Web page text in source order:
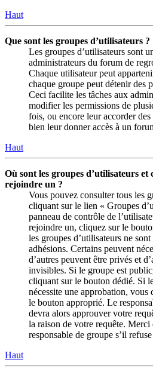
Haut
Que sont les groupes d’utilisateurs ?
Les groupes d’utilisateurs sont
administrateurs du forum de
Chaque utilisateur peut
chaque groupe peut détenir des
Ceci facilite les tâches aux
modifier les permissions de
fois, ou encore leur accorder
bien leur donner accès à un
Haut
Où sont les groupes d’utilisateurs et
rejoindre un ?
Vous pouvez consulter tous les
cliquant sur le lien « Groupes
panneau de contrôle de
rejoindre un, cliquez sur le
les groupes d’utilisateurs ne
adhésions. Certains peuvent
d’autres peuvent être privés et
invisibles. Si le groupe est
cliquant sur le bouton dédié. Si
nécessite une approbation, vous
le bouton approprié. Le
devra alors approuver votre
la raison de votre requête. Merci
responsable de groupe s’il
Haut